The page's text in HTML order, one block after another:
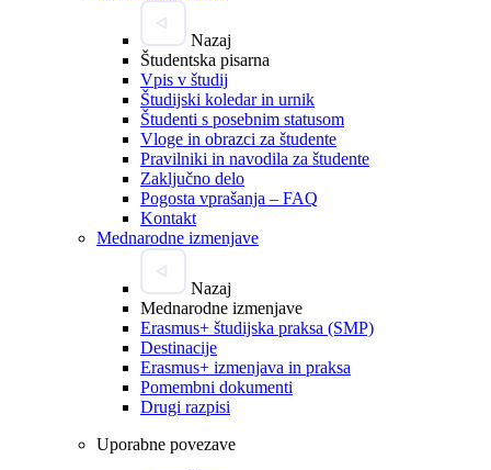
Nazaj
Študentska pisarna
Vpis v študij
Študijski koledar in urnik
Študenti s posebnim statusom
Vloge in obrazci za študente
Pravilniki in navodila za študente
Zaključno delo
Pogosta vprašanja – FAQ
Kontakt
Mednarodne izmenjave
Nazaj
Mednarodne izmenjave
Erasmus+ študijska praksa (SMP)
Destinacije
Erasmus+ izmenjava in praksa
Pomembni dokumenti
Drugi razpisi
Uporabne povezave